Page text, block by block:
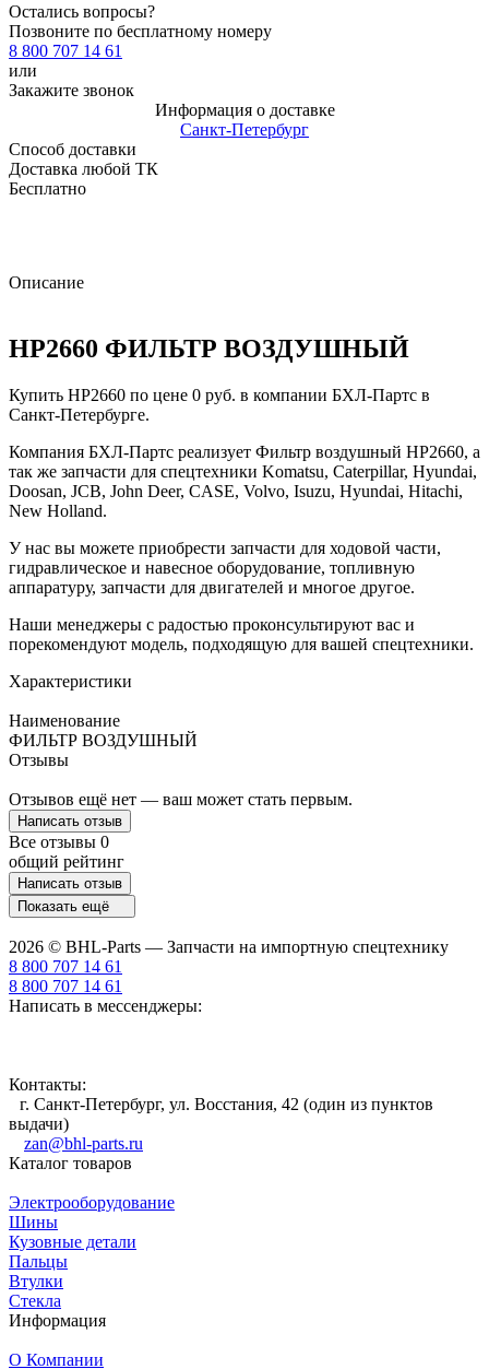
Остались вопросы?
Позвоните по бесплатному номеру
8 800 707 14 61
или
Закажите звонок
Информация о доставке
Санкт-Петербург
Способ доставки
Доставка любой ТК
Бесплатно
Описание
HP2660 ФИЛЬТР ВОЗДУШНЫЙ
Купить HP2660 по цене 0 руб. в компании БХЛ-Партс в
Санкт-Петербурге.
Компания БХЛ-Партс реализует Фильтр воздушный HP2660, а
так же запчасти для спецтехники Komatsu, Caterpillar, Hyundai,
Doosan, JCB, John Deer, CASE, Volvo, Isuzu, Hyundai, Hitachi,
New Holland.
У нас вы можете приобрести запчасти для ходовой части,
гидравлическое и навесное оборудование, топливную
аппаратуру, запчасти для двигателей и многое другое.
Наши менеджеры с радостью проконсультируют вас и
порекомендуют модель, подходящую для вашей спецтехники.
Характеристики
Наименование
ФИЛЬТР ВОЗДУШНЫЙ
Отзывы
Отзывов ещё нет — ваш может стать первым.
Написать отзыв
Все отзывы 0
общий рейтинг
Написать отзыв
Показать ещё
2026 © BHL-Parts — Запчасти на импортную спецтехнику
8 800 707 14 61
8 800 707 14 61
Написать в мессенджеры:
Контакты:
г. Санкт-Петербург, ул. Восстания, 42 (один из пунктов
выдачи)
zan@bhl-parts.ru
Каталог товаров
Электрооборудование
Шины
Кузовные детали
Пальцы
Втулки
Стекла
Информация
О Компании